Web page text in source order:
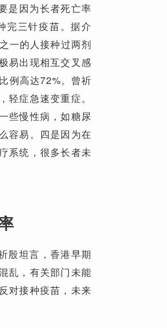
是因为长者死亡率
完三针疫苗。据介
一的人接种过两剂
易出现相互交叉感
例高达72%。曾祈
症急速变重症。
些慢性病，如糖尿
容易。四是因为在
系统，很多长者未
殷坦言，香港早期
乱，有关部门未能
对接种疫苗，未来